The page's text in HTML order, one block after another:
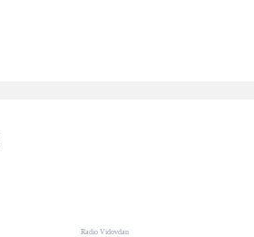
Radio Vidovdan